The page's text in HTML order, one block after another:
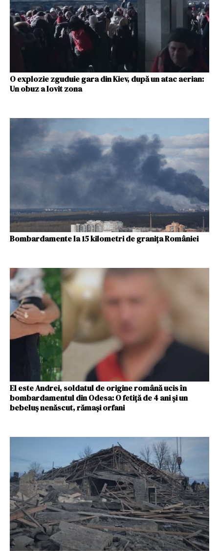
O explozie zguduie gara din Kiev, după un atac aerian:
Un obuz a lovit zona
Bombardamente la 15 kilometri de granița României
El este Andrei, soldatul de origine română ucis în
bombardamentul din Odesa: O fetiță de 4 ani și un
bebeluș nenăscut, rămași orfani